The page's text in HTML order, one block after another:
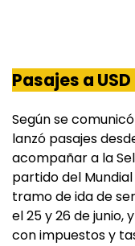
Pasajes a
Según se
lanzó pasajes
acompañar a la
partido del
tramo de ida de
el 25 y 26 de junio,
con impuestos y